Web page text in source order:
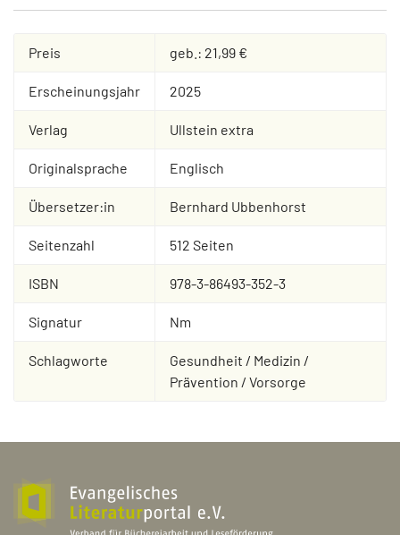
Preis geb.: 21,99 €
Erscheinungsjahr 2025
Verlag Ullstein extra
Originalsprache Englisch
Übersetzer:in Bernhard Ubbenhorst
Seitenzahl 512 Seiten
ISBN 978-3-86493-352-3
Signatur Nm
Schlagworte
Gesundheit / Medizin /
Prävention / Vorsorge